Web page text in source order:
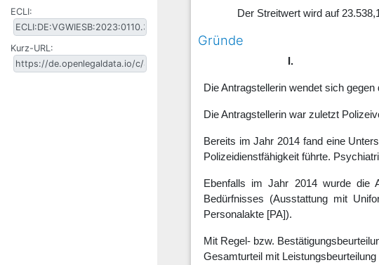
ECLI:
Kurz-URL:
Der Streitwert wird auf
Gründe
I.
Die Antragstellerin wendet sich
Die Antragstellerin war zuletzt
Bereits im Jahr 2014 fand eine
Polizeidienstfähigkeit führte.
Ebenfalls im Jahr 2014 wurde die
Bedürfnisses (Ausstattung mit
Personalakte [PA]).
Mit Regel- bzw.
Gesamturteil mit